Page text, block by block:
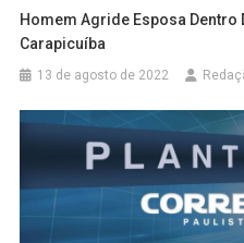
Homem Agride Esposa Dentro
Carapicuíba
13 de agosto de 2022